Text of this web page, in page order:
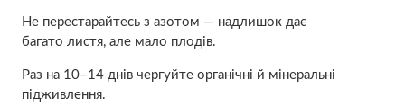
Не перестарайтесь з азотом — надлишок дає
багато листя, але мало плодів.
Раз на 10–14 днів чергуйте органічні й мінеральні
підживлення.